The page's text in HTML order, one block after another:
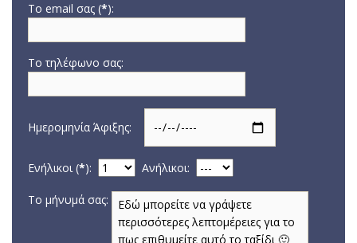
Το email σας (*):
Το τηλέφωνο σας:
Ημερομηνία Άφιξης:
Ενήλικοι (*): Aνήλικοι:
Το μήνυμά σας: